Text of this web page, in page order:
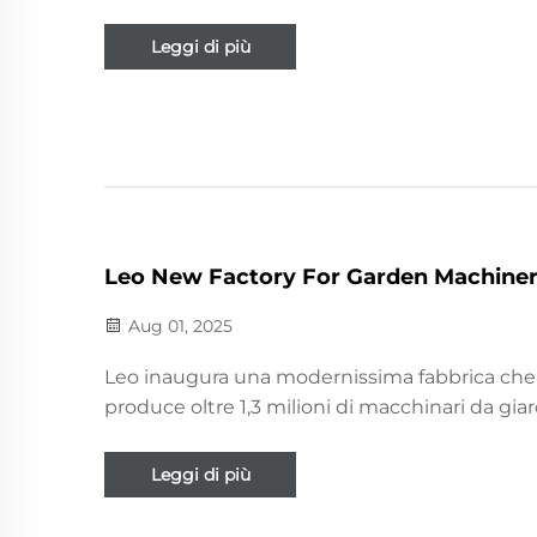
emissioni per tosaerba, motori e molto altro.
di più.
Leggi di più
Leo New Factory For Garden
Aug 01, 2025
Leo inaugura una modernissima fabbrica che
produce oltre 1,3 milioni di macchinari da
a guida, motocoltivatori, trituratori e molto
Scopri le nostre avanzate capacità produttive.
Leggi di più